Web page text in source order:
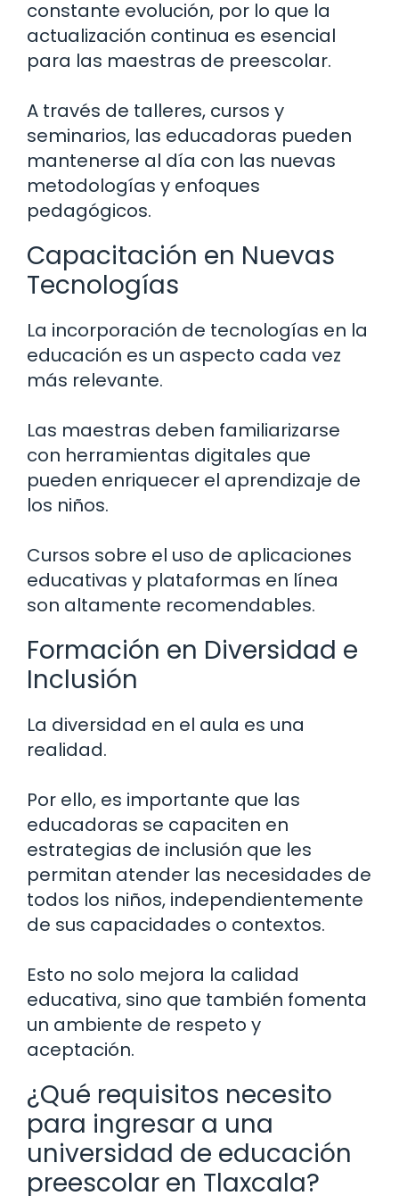
constante evolución, por lo que la
actualización continua es esencial
para las maestras de preescolar.
A través de talleres, cursos y
seminarios, las educadoras pueden
mantenerse al día con las nuevas
metodologías y enfoques
pedagógicos.
Capacitación en Nuevas
Tecnologías
La incorporación de tecnologías en la
educación es un aspecto cada vez
más relevante.
Las maestras deben familiarizarse
con herramientas digitales que
pueden enriquecer el aprendizaje de
los niños.
Cursos sobre el uso de aplicaciones
educativas y plataformas en línea
son altamente recomendables.
Formación en Diversidad e
Inclusión
La diversidad en el aula es una
realidad.
Por ello, es importante que las
educadoras se capaciten en
estrategias de inclusión que les
permitan atender las necesidades de
todos los niños, independientemente
de sus capacidades o contextos.
Esto no solo mejora la calidad
educativa, sino que también fomenta
un ambiente de respeto y
aceptación.
¿Qué requisitos necesito
para ingresar a una
universidad de educación
preescolar en Tlaxcala?